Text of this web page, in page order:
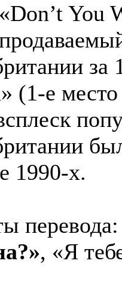
You
за
(1-е
1990-х.
, «Я